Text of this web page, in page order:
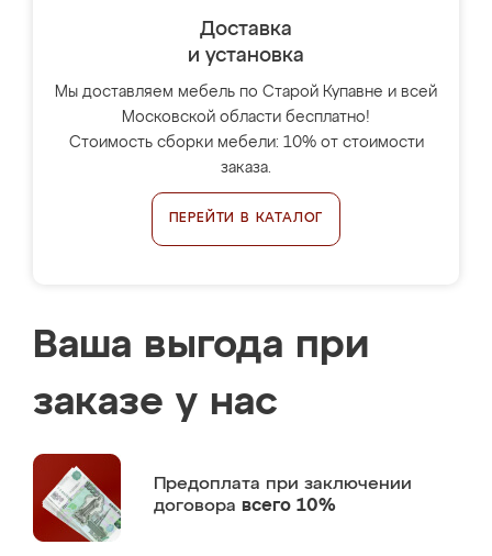
Доставка
и установка
Мы доставляем мебель по Старой Купавне и всей
Московской области бесплатно!
Стоимость сборки мебели: 10% от стоимости
заказа.
ПЕРЕЙТИ В КАТАЛОГ
Ваша выгода при
заказе у нас
Предоплата при заключении
договора всего 10%